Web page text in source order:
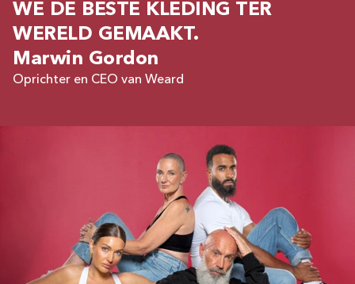
WE DE BESTE KLEDING TER
WERELD GEMAAKT.
Marwin Gordon
Oprichter en CEO van Weard